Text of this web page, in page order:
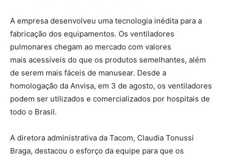
A empresa desenvolveu uma tecnologia inédita para a
fabricação dos equipamentos. Os ventiladores
pulmonares chegam ao mercado com valores
mais acessíveis do que os produtos semelhantes, além
de serem mais fáceis de manusear. Desde a
homologação da Anvisa, em 3 de agosto, os ventiladores
podem ser utilizados e comercializados por hospitais de
todo o Brasil.
A diretora administrativa da Tacom, Claudia Tonussi
Braga, destacou o esforço da equipe para que os